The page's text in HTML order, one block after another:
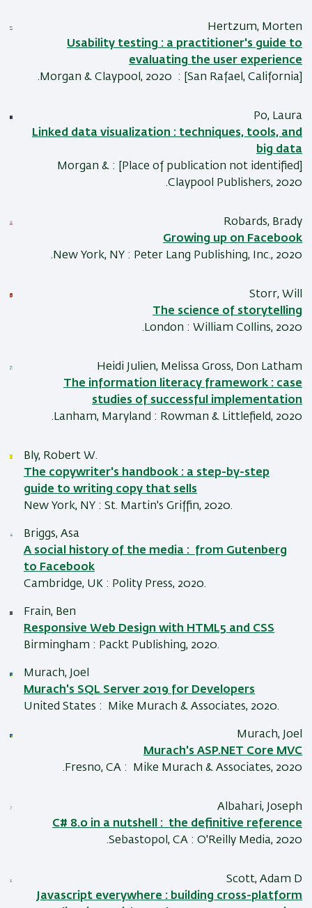
Hertzum, Morten
Usability testing : a practitioner's guide to
evaluating the user experience
Po, Laura
Linked data visualization : techniques, tools, and
big data
[Place of publication not identified] : Morgan &
Claypool Publishers, 2020.
Robards, Brady
Growing up on Facebook
New York, NY : Peter Lang Publishing, Inc., 2020.
Storr, Will
The science of storytelling
London : William Collins, 2020.
Heidi Julien, Melissa Gross, Don Latham
The information literacy framework : case
studies of successful implementation
Lanham, Maryland : Rowman & Littlefield, 2020.
Bly, Robert W.
The copywriter's handbook : a step-by-step
guide to writing copy that sells
New York, NY : St. Martin's Griffin, 2020.
Briggs, Asa
A social history of the media : from Gutenberg
to Facebook
Cambridge, UK : Polity Press, 2020.
Frain, Ben
Responsive Web Design with HTML5 and CSS
Birmingham : Packt Publishing, 2020.
Murach, Joel
Murach's SQL Server 2019 for Developers
United States : Mike Murach & Associates, 2020.
Murach, Joel
Murach's ASP.NET Core MVC
Fresno, CA : Mike Murach & Associates, 2020.
Albahari, Joseph
C# 8.0 in a nutshell : the definitive reference
Sebastopol, CA : O'Reilly Media, 2020.
Scott, Adam D
Javascript everywhere : building cross-platform